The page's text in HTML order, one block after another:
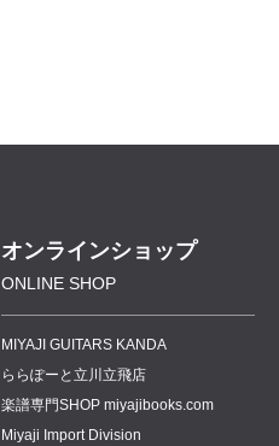
オンラインショップ
ONLINE SHOP
MIYAJI GUITARS KANDA
ららぽーと立川立飛店
楽譜専門SHOP miyajibooks.com
Miyaji Import Division